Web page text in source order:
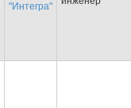
"Интегра"